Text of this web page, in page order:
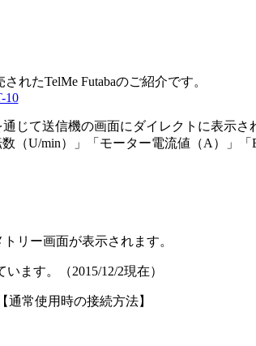
れたTelMe Futabaのご紹介です。
じて送信機の画面にダイレクトに表示さ
（U/min）」「モーター電流値（A）」
リー画面が表示されます。
ます。（2015/12/2現在）
【通常使用時の接続方法】